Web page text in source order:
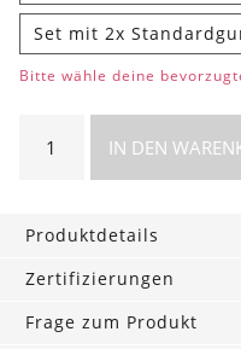
Set mit 2x
Bitte wähle deine
Allroundertasche,
Piñatex®
Menge
IN DEN
Produktdetails
Zertifizierungen
Frage zum Produkt